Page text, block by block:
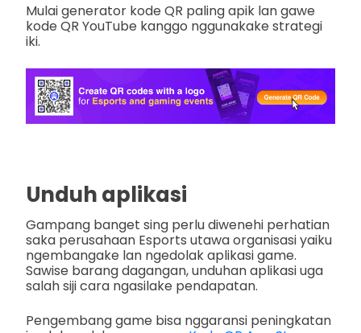
Mulai generator kode QR paling apik lan gawe
kode QR YouTube kanggo nggunakake strategi
iki.
Unduh aplikasi
Gampang banget sing perlu diwenehi perhatian
saka perusahaan Esports utawa organisasi yaiku
ngembangake lan ngedolak aplikasi game.
Sawise barang dagangan, unduhan aplikasi uga
salah siji cara ngasilake pendapatan.
Pengembang game bisa nggaransi peningkatan